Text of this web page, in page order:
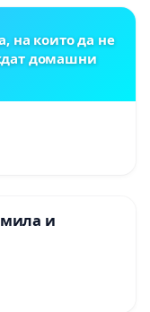
на които да не
домашни
и